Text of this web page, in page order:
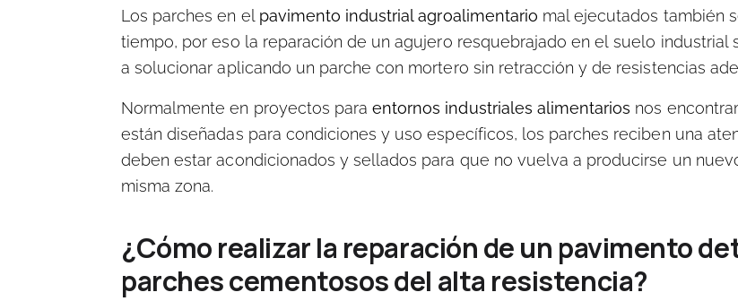
Los parches en el pavimento industrial agroalimentario mal ejecutados también
tiempo, por eso la reparación de un agujero resquebrajado en el suelo industrial
a solucionar aplicando un parche con mortero sin retracción y de resistencias
Normalmente en proyectos paraentornos industriales alimentarios nos
están diseñadas para condiciones y uso específicos, los parches reciben una
deben estar acondicionados y sellados para que no vuelva a producirse un
misma zona.
¿Cómo realizar la reparación de un pavimento
parches cementosos del alta resistencia?